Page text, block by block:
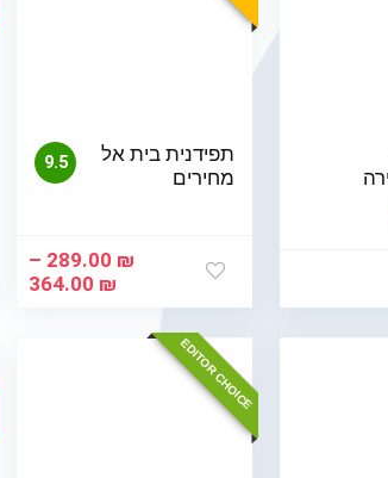
9.5
תפידנית בית אל
מחירים
289.00 ₪
–
364.00 ₪
טווח
EDITOR CHOICE